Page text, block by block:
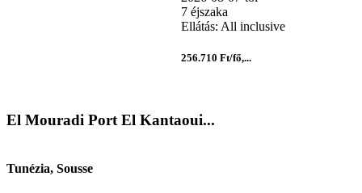
7 éjszaka
Ellátás: All inclusive
256.710 Ft/fő,...
El Mouradi Port El Kantaoui...
Tunézia, Sousse